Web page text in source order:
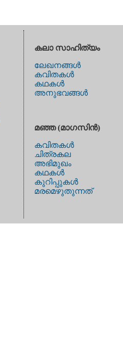
കലാ സാഹിത്യം
ലേഖനങ്ങള്‍
കവിതകള്‍
കഥകള്‍
അനുഭവങ്ങള്‍
മഞ്ഞ (മാഗസിന്‍)
കവിതകള്‍
ചിത്രകല
അഭിമുഖം
കഥകള്‍
കുറിപ്പുകള്‍
മരമെഴുതുന്നത്